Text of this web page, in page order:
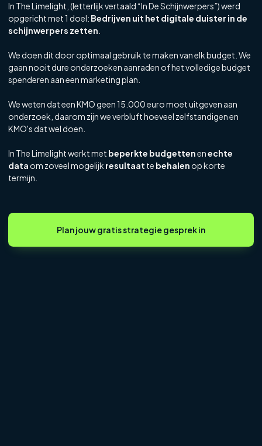
In The Limelight, (letterlijk vertaald “In De Schijnwerpers”) werd
opgericht met 1 doel: Bedrijven uit het digitale duister in de
schijnwerpers zetten
We doen dit door optimaal gebruik te maken van elk budget. We
gaan nooit dure onderzoeken aanraden of het volledige budget
spenderen aan een marketing plan.
We weten dat een KMO geen 15.000 euro moet uitgeven aan
onderzoek, daarom zijn we verbluft hoeveel zelfstandigen en
KMO's dat wel doen.
In The Limelight werkt met beperkte budgettenenechte
data om zoveel mogelijk resultaat te behalen op korte
termijn.
Plan jouw gratis strategie gesprek in